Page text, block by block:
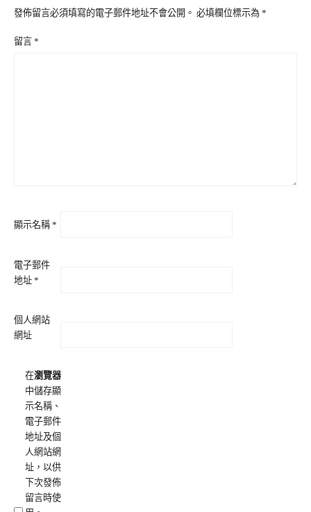
發佈留言必須填寫的電子郵件地址不會公開。 必填欄位標示為 *
留言 *
顯示名稱 *
電子郵件
地址 *
個人網站
網址
在瀏覽器
中儲存顯
示名稱、
電子郵件
地址及個
人網站網
址，以供
下次發佈
留言時使